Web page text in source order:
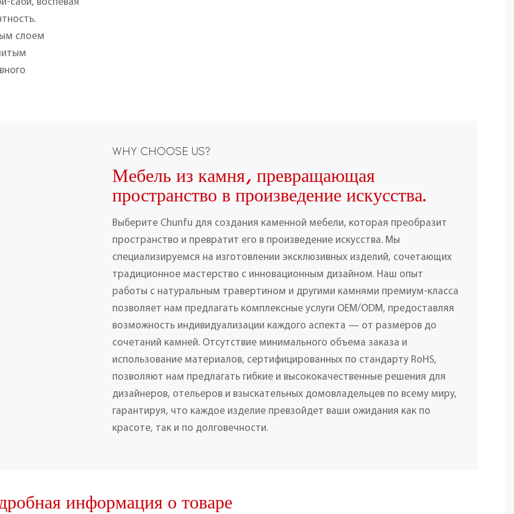
слоем
WHY CHOOSE US?
Мебель из камня, превращающая
пространство в произведение искусства.
Выберите Chunfu для создания каменной мебели, которая преобразит
пространство и превратит его в произведение искусства. Мы
специализируемся на изготовлении эксклюзивных изделий, сочетающих
традиционное мастерство с инновационным дизайном. Наш опыт
работы с натуральным травертином и другими камнями премиум-класса
позволяет нам предлагать комплексные услуги OEM/ODM, предоставляя
возможность индивидуализации каждого аспекта — от размеров до
сочетаний камней. Отсутствие минимального объема заказа и
использование материалов, сертифицированных по стандарту RoHS,
позволяют нам предлагать гибкие и высококачественные решения для
дизайнеров, отельеров и взыскательных домовладельцев по всему миру,
гарантируя, что каждое изделие превзойдет ваши ожидания как по
красоте, так и по долговечности.
информация о товаре